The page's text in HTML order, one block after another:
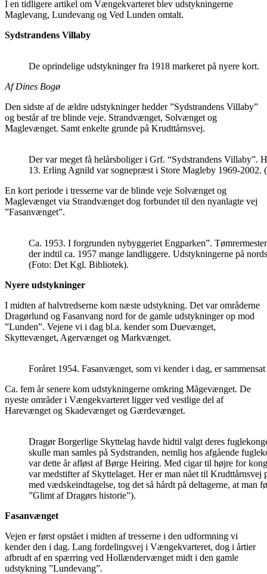
I en tidligere artikel om Vængekvarteret blev udstykningerne
Maglevang, Lundevang og Ved Lunden omtalt.
Sydstrandens Villaby
De oprindelige udstykninger fra 1918 markeret på nyere kort.
Af Dines Bogø
Den sidste af de ældre udstykninger hedder ”Sydstrandens Villaby”
og består af tre blinde veje. Strandvænget, Solvænget og
Maglevænget. Samt enkelte grunde på Krudttårnsvej.
Der var meget få helårsboliger i Grf. “Sydstrandens Villaby”.
13. Erling Agnild var sognepræst i Store Magleby 1969-2002.
En kort periode i tresserne var de blinde veje Solvænget og
Maglevænget via Strandvænget dog forbundet til den nyanlagte vej
”Fasanvænget”.
Ca. 1953. I forgrunden nybyggeriet Engparken”.
der indtil ca. 1957 mange landliggere. Udstykningerne på
(Foto: Det Kgl. Bibliotek).
Nyere udstykninger
I midten af halvtredserne kom næste udstykning. Det var områderne
Dragørlund og Fasanvang nord for de gamle udstykninger op mod
”Lunden”. Vejene vi i dag bl.a. kender som Duevænget,
Skyttevænget, Agervænget og Markvænget.
Foråret 1954. Fasanvænget, som vi kender i dag, er
Ca. fem år senere kom udstykningerne omkring Mågevænget. De
nyeste områder i Vængekvarteret ligger ved vestlige del af
Harevænget og Skadevænget og Gærdevænget.
Dragør Borgerlige Skyttelag havde hidtil valgt deres
skulle man samles på Sydstranden, nemlig hos afgående
var dette år afløst af Børge Heiring. Med cigar til højre for
var medstifter af Skyttelaget. Her er man nået til Krudttårnsvej
med vædskeindtagelse, tog det så hårdt på deltagerne, at
”Glimt af Dragørs historie”).
Fasanvænget
Vejen er først opstået i midten af tresserne i den udformning vi
kender den i dag. Lang fordelingsvej i Vængekvarteret, dog i årtier
afbrudt af en spærring ved Hollændervænget midt i den gamle
udstykning ”Lundevang”.